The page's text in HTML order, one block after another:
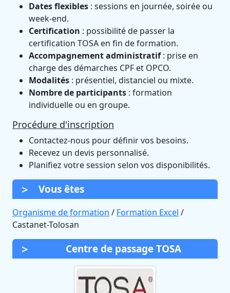
Dates flexibles : sessions en journée, soirée ou
week-end.
Certification : possibilité de passer la
certification TOSA en fin de formation.
Accompagnement administratif: prise en
charge des démarches CPF et OPCO.
Modalités : présentiel, distanciel ou mixte.
Nombre de participants : formation
individuelle ou en groupe.
Procédure d'inscription
Contactez-nous pour définir vos besoins.
Recevez un devis personnalisé.
Planifiez votre session selon vos disponibilités.
Vous êtes
Organisme de formation / Formation Excel /
Castanet-Tolosan
Centre de passage TOSA